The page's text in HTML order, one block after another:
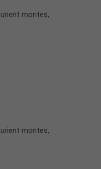
montes,
montes,